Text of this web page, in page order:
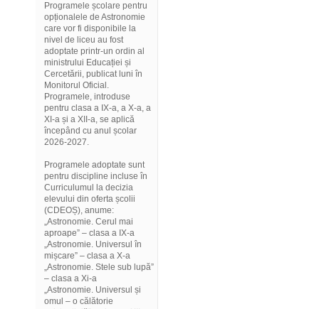
Programele școlare pentru
opționalele de Astronomie
care vor fi disponibile la
nivel de liceu au fost
adoptate printr-un ordin al
ministrului Educației și
Cercetării, publicat luni în
Monitorul Oficial.
Programele, introduse
pentru clasa a IX-a, a X-a, a
XI-a și a XII-a, se aplică
începând cu anul școlar
2026-2027.
Programele adoptate sunt
pentru discipline incluse în
Curriculumul la decizia
elevului din oferta școlii
(CDEOȘ), anume:
„Astronomie. Cerul mai
aproape” – clasa a IX-a
„Astronomie. Universul în
mișcare” – clasa a X-a
„Astronomie. Stele sub lupă”
– clasa a Xi-a
„Astronomie. Universul și
omul – o călătorie